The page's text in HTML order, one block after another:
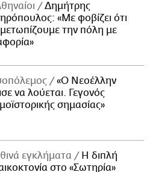
Δημήτρης
«Με φοβίζει ότι
την πόλη με
«Ο Νεοέλλην
να λούεται. Γεγονός
σημασίας»
εγκλήματα
Η διπλή
στο «Σωτηρία»